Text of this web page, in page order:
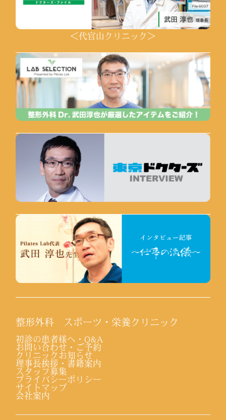
＜代官山クリニック＞
整形外科 スポーツ・栄養クリニック
初診の患者様へ・Q&A
お問い合わせ・ご予約
クリニックお知らせ
理事長挨拶・書籍案内
スタッフ募集
プライバシーポリシー
サイトマップ
会社案内